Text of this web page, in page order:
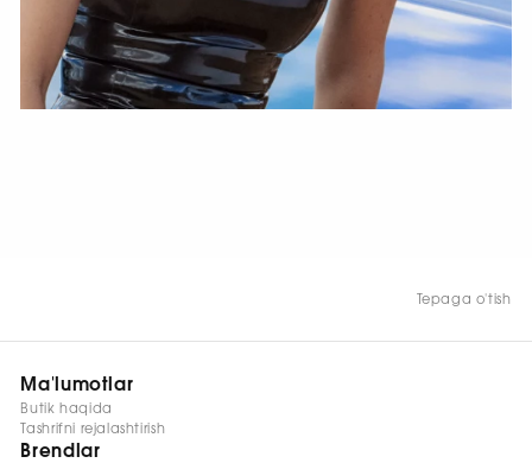
Tepaga o'tish
Ma'lumotlar
Butik haqida
Tashrifni rejalashtirish
Brendlar